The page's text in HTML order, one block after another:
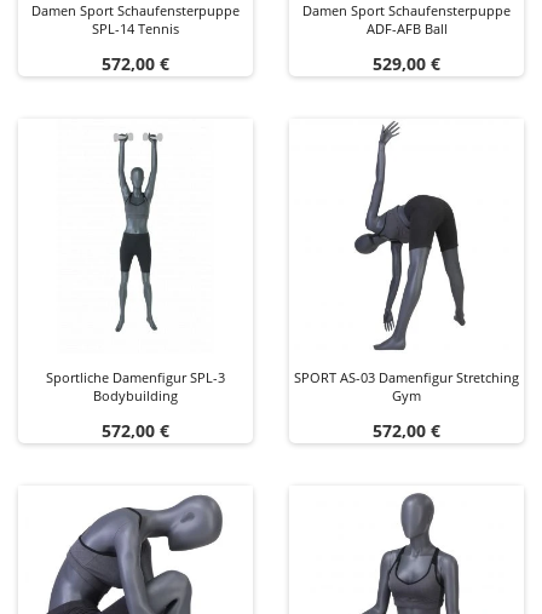
Damen Sport Schaufensterpuppe
SPL-14 Tennis
Preis
572,00 €
Damen Sport Schaufensterpuppe
ADF-AFB Ball
Preis
529,00 €
Sportliche Damenfigur SPL-3
Bodybuilding
Preis
572,00 €
SPORT AS-03 Damenfigur Stretching
Gym
Preis
572,00 €